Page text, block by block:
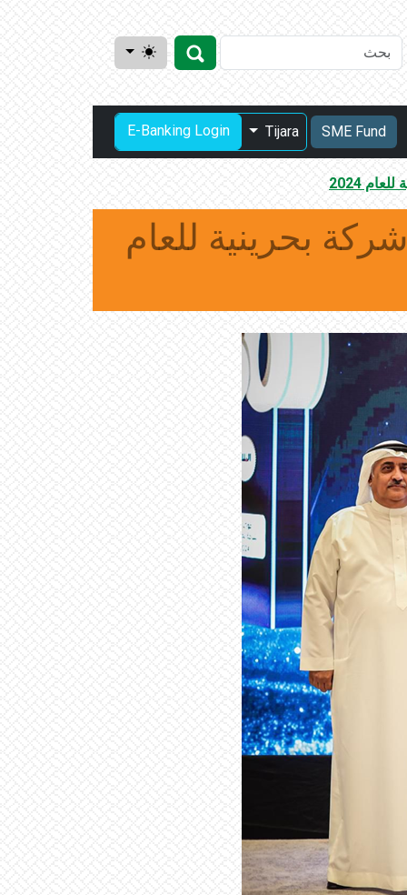
SME Fund
Tijara
E-Banking Login
بنك البحرين للتنمية ضمن قائمة البلاد لأقوى 50 شركة بحرينية للعام